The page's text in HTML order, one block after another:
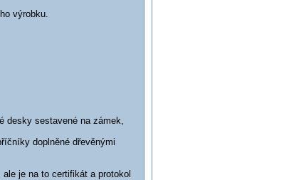
výrobku.
desky sestavené na zámek,
doplněné dřevěnými
je na to certifikát a protokol